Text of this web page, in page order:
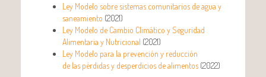
Ley Modelo sobre sistemas comunitarios de agua y
saneamiento (2021)
Ley Modelo de Cambio Climático y Seguridad
Alimentaria y Nutricional (2021)
Ley Modelo para la prevención y reducción
de las pérdidas y desperdicios de alimentos (2022)